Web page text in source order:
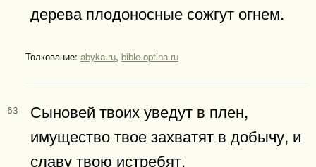
дерева плодоносные сожгут огнем.
Толкование: abyka.ru, bible.optina.ru
63
Сыновей твоих уведут в плен,
имущество твое захватят в добычу, и
славу твою истребят.